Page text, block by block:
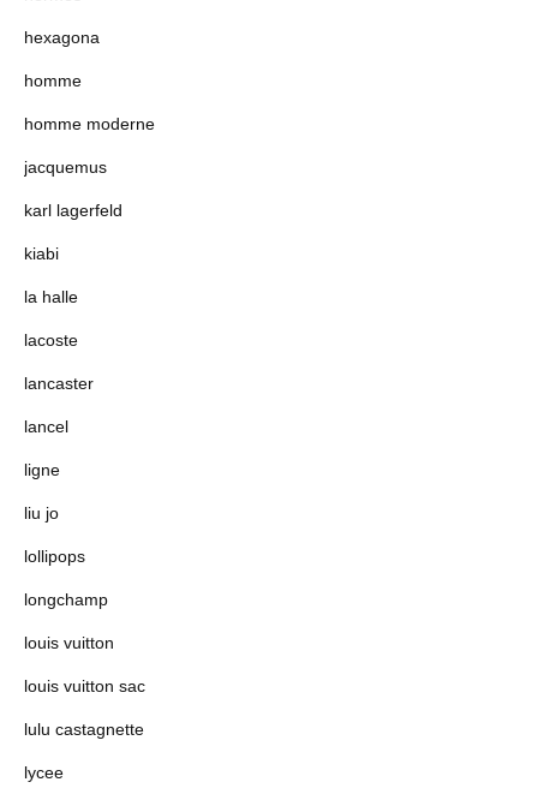
hexagona
homme
homme moderne
jacquemus
karl lagerfeld
kiabi
la halle
lacoste
lancaster
lancel
ligne
liu jo
lollipops
longchamp
louis vuitton
louis vuitton sac
lulu castagnette
lycee